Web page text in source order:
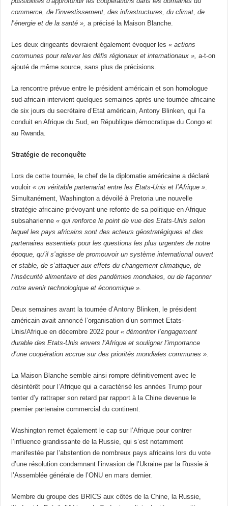
commerce, de l’investissement, des infrastructures, du climat, de
l’énergie et de la santé »,a précisé la Maison Blanche.
Les deux dirigeants devraient également évoquer les« actions
communes pour relever les défis régionaux et internationaux », a-t-on
ajouté de même source, sans plus de précisions.
La rencontre prévue entre le président américain et son homologue
sud-africain intervient quelques semaines après une tournée africaine
de six jours du secrétaire d’Etat américain, Antony Blinken, qui l’a
conduit en Afrique du Sud, en République démocratique du Congo et
au Rwanda.
Stratégie de reconquête
Lors de cette tournée, le chef de la diplomatie américaine a déclaré
vouloir« un véritable partenariat entre les Etats-Unis et l’Afrique »
Simultanément, Washington a dévoilé à Pretoria une nouvelle
stratégie africaine prévoyant une refonte de sa politique en Afrique
subsaharienne« qui renforce le point de vue des Etats-Unis selon
lequel les pays africains sont des acteurs géostratégiques et des
partenaires essentiels pour les questions les plus urgentes de notre
époque, qu’il s’agisse de promouvoir un système international ouvert
et stable, de s’attaquer aux effets du changement climatique, de
l’insécurité alimentaire et des pandémies mondiales, ou de façonner
notre avenir technologique et économique ».
Deux semaines avant la tournée d’Antony Blinken, le président
américain avait annoncé l’organisation d’un sommet Etats-
Unis/Afrique en décembre 2022 pour« démontrer l’engagement
durable des Etats-Unis envers l’Afrique et souligner l’importance
d’une coopération accrue sur des priorités mondiales communes ».
La Maison Blanche semble ainsi rompre définitivement avec le
désintérêt pour l’Afrique qui a caractérisé les années Trump pour
tenter d’y rattraper son retard par rapport à la Chine devenue le
premier partenaire commercial du continent.
Washington remet également le cap sur l’Afrique pour contrer
l’influence grandissante de la Russie, qui s’est notamment
manifestée par l’abstention de nombreux pays africains lors du vote
d’une résolution condamnant l’invasion de l’Ukraine par la Russie à
l’Assemblée générale de l’ONU en mars dernier.
Membre du groupe des BRICS aux côtés de la Chine, la Russie,